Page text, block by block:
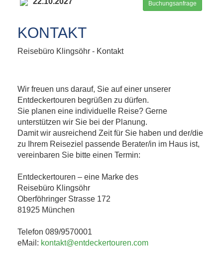
Buchungsanfrage
KONTAKT
Reisebüro Klingsöhr - Kontakt
Wir freuen uns darauf, Sie auf einer unserer
Entdeckertouren begrüßen zu dürfen.
Sie planen eine individuelle Reise? Gerne
unterstützen wir Sie bei der Planung.
Damit wir ausreichend Zeit für Sie haben und der/die
zu Ihrem Reiseziel passende Berater/in im Haus ist,
vereinbaren Sie bitte einen Termin:
Entdeckertouren – eine Marke des
Reisebüro Klingsöhr
Oberföhringer Strasse 172
81925 München
Telefon 089/9570001
eMail: kontakt@entdeckertouren.com